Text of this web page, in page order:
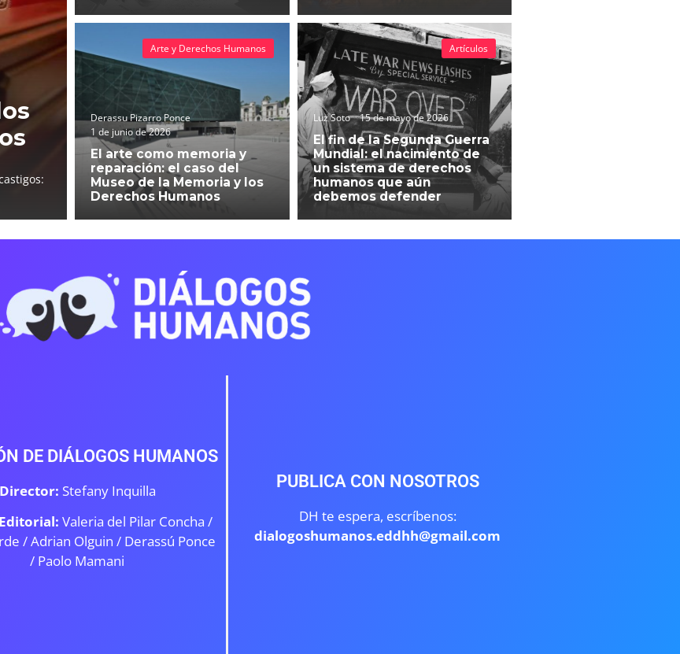
Derassu Pizarro Ponce
1 de junio de 2026
El arte como memoria y
reparación: el caso del
Museo de la Memoria y los
Derechos Humanos
Arte y Derechos Humanos
Luz Soto 15 de mayo de 2026
El fin de la Segunda Guerra
Mundial: el nacimiento de
un sistema de derechos
humanos que aún
debemos defender
Artículos
DE DIÁLOGOS HUMANOS
Director: Stefany Inquilla
Valeria del Pilar Concha /
/Adrian Olguin / Derassú Ponce
/ Paolo Mamani
PUBLICA CON NOSOTROS
DH te espera, escríbenos:
dialogoshumanos.eddhh@gmail.com